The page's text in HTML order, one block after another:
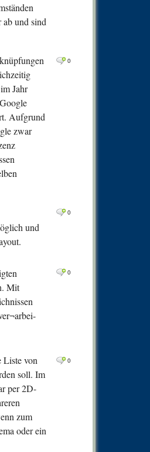
ab und sind
0
Jahr
Aufgrund
zwar
0
und
0
Mit
0
Liste von
soll. Im
per 2D-
zum
oder ein